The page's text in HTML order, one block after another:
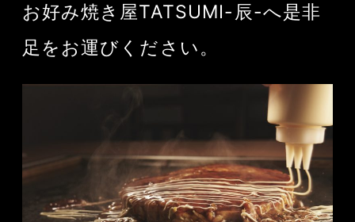
お好み焼き屋TATSUMI-辰-へ是非
足をお運びください。